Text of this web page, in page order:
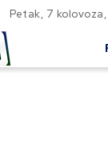
Petak, 7